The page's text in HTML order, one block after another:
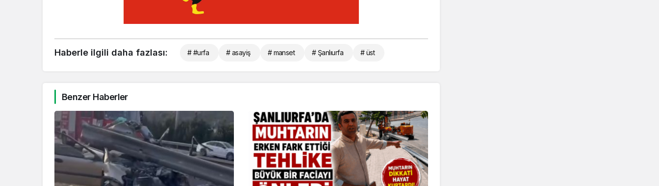
Haberle ilgili daha fazlası: # #urfa # asayiş # manset # Şanlıurfa # üst
Benzer Haberler